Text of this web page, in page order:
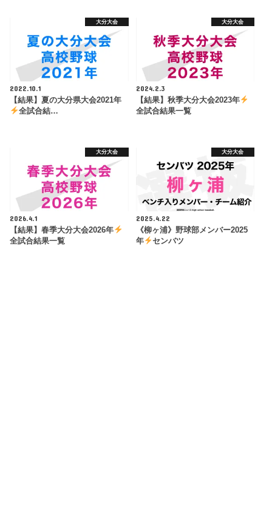
大分大会
2022.10.1
【結果】夏の大分県大会2021年
全試合結…
大分大会
2024.2.3
【結果】秋季大分大会2023年
全試合結果一覧
大分大会
2026.4.1
【結果】春季大分大会2026年
全試合結果一覧
大分大会
2025.4.22
《柳ヶ浦》野球部メンバー2025
年
センバツ